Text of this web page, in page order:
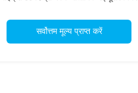
सर्वोत्तम मूल्य प्राप्त करें